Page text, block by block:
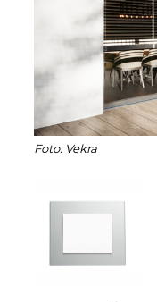
Foto: Vekra